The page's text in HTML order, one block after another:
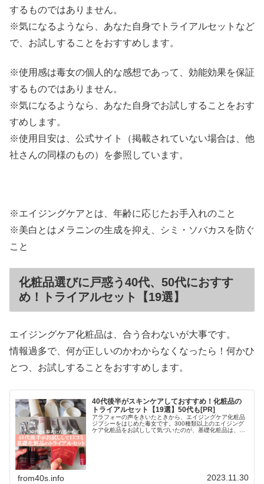
するものではありません。
※気になるようなら、あなた自身でトライアルセットなど
で、お試しすることをおすすめします。
※使用感は毒女の個人的な感想であって、効能効果を保証
するものではありません。
※気になるようなら、あなた自身でお試しすることをおす
すめします。
※使用目安は、公式サイト（掲載されていない場合は、他
社さんの同様のもの）を参照しています。
※エイジングケアとは、年齢に応じたお手入れのこと
※美白とはメラニンの生成を抑え、シミ・ソバカスを防ぐ
こと
化粧品選びに戸惑う40代、50代におすす
め！トライアルセット【19選】
エイジングケア化粧品は、合う合わないが大事です。
情報過多で、何が正しいのかわからなくなったら！何かひ
とつ、お試しすることをおすすめします。
40代後半がスキンケアしておすすめ！化粧品の
トライアルセット【19選】50代も[PR]
アラフォーの声をきいたときから、エイジングケア化粧品
ジプシーをはじめた毒女です。300種類以上のエイジング
ケア化粧品をお試しして気づいたのが、基礎化粧品は、最
from40s.info 2023.11.30